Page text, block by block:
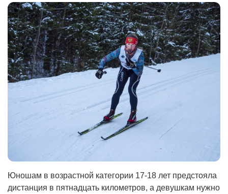
Юношам в возрастной категории 17-18 лет предстояла
дистанция в пятнадцать километров, а девушкам нужно